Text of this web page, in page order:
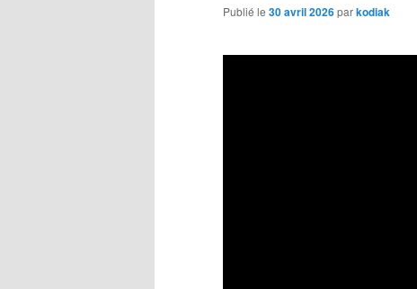
Publié le 30 avril 2026parkodiak